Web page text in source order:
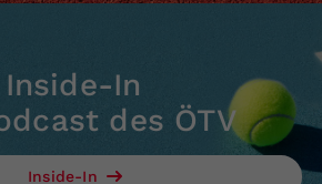
Inside-In
des ÖTV
Inside-In